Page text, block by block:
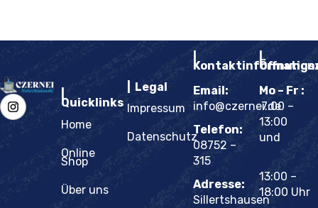
Quicklinks
Home
Online
Shop
Über uns
| Legal
Impressum
Datenschutz
Email:
info@czernei.de
Telefon:
08752 –
315
Adresse:
Sillertshausen
|
Mo – Fr :
7:00 –
13:00
und
13:00 –
18:00 Uhr